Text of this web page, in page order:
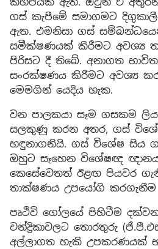
ගස් කැපීමේ සමාගමට
ඇත. එමනිසා ගස්
සමීක්ෂණයක් කිරීමට අවශ්‍ය
පිරිසට දී තිබේ. අනාගත
සංරක්ෂණය කිරීමට අවශ්‍ය
මෙමගින් යෙදිය හැක.
වන පාලකයා සෑම ගසකම
සලකුණු කරන අතර, ගස්
හඳුනාගනියි. ගස් විශේෂ සිය
ඔහුට සෑහෙන විශේෂඥ
කෙසේවෙතත් ඊළඟ පියවර
තාක්ෂණය උපයෝගි කරගැනීම
පෘථිවි ගෝලයේ පිහිටීම
චන්ද්‍රිකාවලට තොරතුරු
අල්ලාගත හැකි උපකරණයක්